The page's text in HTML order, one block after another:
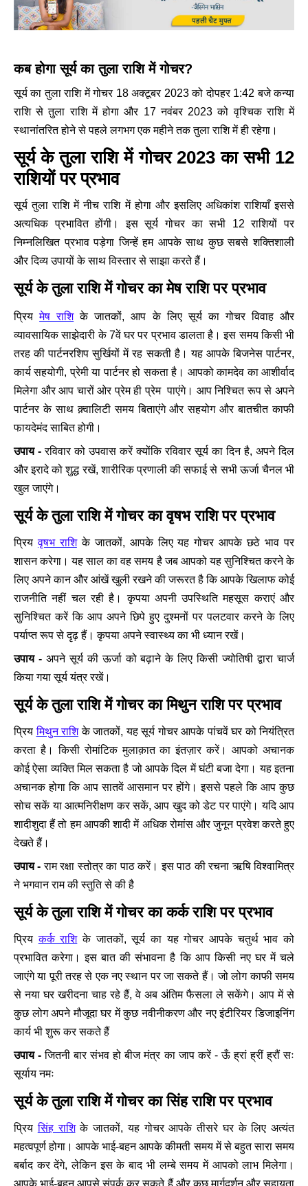
कब होगा सूर्य का तुला राशि में गोचर?
सूर्य का तुला राशि में गोचर 18 अक्टूबर 2023 को दोपहर 1:42 बजे कन्या
राशि से तुला राशि में होगा और 17 नवंबर 2023 को वृश्चिक राशि में
स्थानांतरित होने से पहले लगभग एक महीने तक तुला राशि में ही रहेगा।
सूर्य के तुला राशि में गोचर 2023 का सभी 12
राशियों पर प्रभाव
सूर्य तुला राशि में नीच राशि में होगा और इसलिए अधिकांश राशियाँ इससे
अत्यधिक प्रभावित होंगी। इस सूर्य गोचर का सभी 12 राशियों पर
निम्नलिखित प्रभाव पड़ेगा जिन्हें हम आपके साथ कुछ सबसे शक्तिशाली
और दिव्य उपायों के साथ विस्तार से साझा करते हैं।
सूर्य के तुला राशि में गोचर का मेष राशि पर प्रभाव
प्रियमेष राशिके जातकों, आप के लिए सूर्य का गोचर विवाह और
व्यावसायिक साझेदारी के 7वें घर पर प्रभाव डालता है। इस समय किसी भी
तरह की पार्टनरशिप सुर्खियों में रह सकती है। यह आपके बिजनेस पार्टनर,
कार्य सहयोगी, प्रेमी या पार्टनर हो सकता है। आपको कामदेव का आशीर्वाद
मिलेगा और आप चारों ओर प्रेम ही प्रेम पाएंगे। आप निश्चित रूप से अपने
पार्टनर के साथ क़्वालिटी समय बिताएंगे और सहयोग और बातचीत काफी
फायदेमंद साबित होगी।
उपाय - रविवार को उपवास करें क्योंकि रविवार सूर्य का दिन है, अपने दिल
और इरादे को शुद्ध रखें, शारीरिक प्रणाली की सफाई से सभी ऊर्जा चैनल भी
खुल जाएंगे।
सूर्य के तुला राशि में गोचर का वृषभ राशि पर प्रभाव
प्रियवृषभ राशिके जातकों, आपके लिए यह गोचर आपके छठे भाव पर
शासन करेगा। यह साल का वह समय है जब आपको यह सुनिश्चित करने के
लिए अपने कान और आंखें खुली रखने की जरूरत है कि आपके खिलाफ कोई
राजनीति नहीं चल रही है। कृपया अपनी उपस्थिति महसूस कराएं और
सुनिश्चित करें कि आप अपने छिपे हुए दुश्मनों पर पलटवार करने के लिए
पर्याप्त रूप से दृढ़ हैं। कृपया अपने स्वास्थ्य का भी ध्यान रखें।
उपाय -अपने सूर्य की ऊर्जा को बढ़ाने के लिए किसी ज्योतिषी द्वारा चार्ज
किया गया सूर्य यंत्र रखें।
सूर्य के तुला राशि में गोचर का मिथुन राशि पर प्रभाव
प्रियमिथुन राशिके जातकों, यह सूर्य गोचर आपके पांचवें घर को नियंत्रित
करता है। किसी रोमांटिक मुलाक़ात का इंतज़ार करें। आपको अचानक
कोई ऐसा व्यक्ति मिल सकता है जो आपके दिल में घंटी बजा देगा। यह इतना
अचानक होगा कि आप सातवें आसमान पर होंगे। इससे पहले कि आप कुछ
सोच सकें या आत्मनिरीक्षण कर सकें, आप खुद को डेट पर पाएंगे। यदि आप
शादीशुदा हैं तो हम आपकी शादी में अधिक रोमांस और जुनून प्रवेश करते हुए
देखते हैं।
उपाय - राम रक्षा स्तोत्र का पाठ करें। इस पाठ की रचना ऋषि विश्वामित्र
ने भगवान राम की स्तुति से की है
सूर्य के तुला राशि में गोचर का कर्क राशि पर प्रभाव
प्रियकर्क राशिके जातकों, सूर्य का यह गोचर आपके चतुर्थ भाव को
प्रभावित करेगा। इस बात की संभावना है कि आप किसी नए घर में चले
जाएंगे या पूरी तरह से एक नए स्थान पर जा सकते हैं। जो लोग काफी समय
से नया घर खरीदना चाह रहे हैं, वे अब अंतिम फैसला ले सकेंगे। आप में से
कुछ लोग अपने मौजूदा घर में कुछ नवीनीकरण और नए इंटीरियर डिजाइनिंग
कार्य भी शुरू कर सकते हैं
उपाय - जितनी बार संभव हो बीज मंत्र का जाप करें - ऊँ ह्रां ह्रीं ह्रौं सः
सूर्याय नमः
सूर्य के तुला राशि में गोचर का सिंह राशि पर प्रभाव
प्रिय सिंह राशिके जातकों, यह गोचर आपके तीसरे घर के लिए अत्यंत
महत्वपूर्ण होगा। आपके भाई-बहन आपके कीमती समय में से बहुत सारा समय
बर्बाद कर देंगे, लेकिन इस के बाद भी लम्बे समय में आपको लाभ मिलेगा।
आपके भाई-बहन आपसे संपर्क कर सकते हैं और कुछ मार्गदर्शन और सहायता